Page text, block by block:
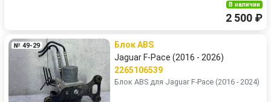
В наличии
2 500 ₽
№ 49-29
Блок ABS
Jaguar F-Pace (2016 - 2026)
2265106539
Блок ABS для Jaguar F-Pace (2016 - 2024)